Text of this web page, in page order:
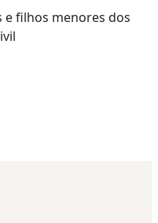
e filhos menores dos